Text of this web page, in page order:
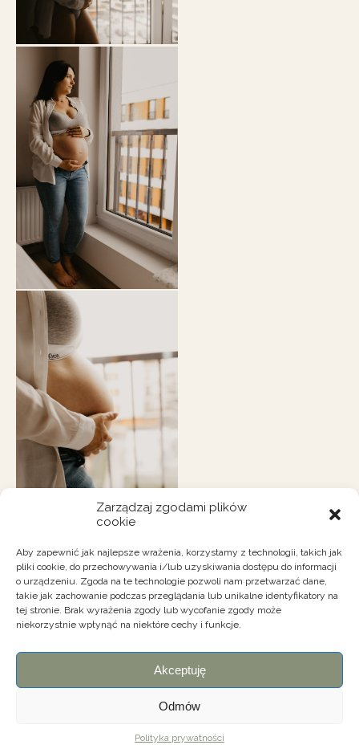
Zarządzaj zgodami plików
cookie
Aby zapewnić jak najlepsze wrażenia, korzystamy z technologii, takich jak
pliki cookie, do przechowywania i/lub uzyskiwania dostępu do informacji
o urządzeniu. Zgoda na te technologie pozwoli nam przetwarzać dane,
takie jak zachowanie podczas przeglądania lub unikalne identyfikatory na
tej stronie. Brak wyrażenia zgody lub wycofanie zgody może
niekorzystnie wpłynąć na niektóre cechy i funkcje.
Akceptuję
Odmów
Polityka prywatności
kontakt@wszedzie-dobrze.pl
wszelkie prawa zastrzeżone wszedzie-dobrze.pl